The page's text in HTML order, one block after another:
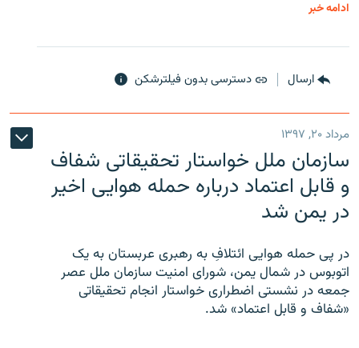
ادامه خبر
ارسال دسترسی بدون فیلترشکن
مرداد ۲۰, ۱۳۹۷
سازمان ملل خواستار تحقیقاتی شفاف
و قابل اعتماد درباره حمله هوایی اخیر
در یمن شد
در پی حمله هوایی ائتلافِ به رهبری عربستان به یک
اتوبوس در شمال یمن، شورای امنیت سازمان ملل عصر
جمعه در نشستی اضطراری خواستار انجام تحقیقاتی
«شفاف و قابل اعتماد» شد.